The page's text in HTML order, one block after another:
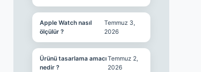
Apple Watch nasıl
ölçülür ?
Temmuz 3,
2026
Ürünü tasarlama amacı
nedir ?
Temmuz 2,
2026